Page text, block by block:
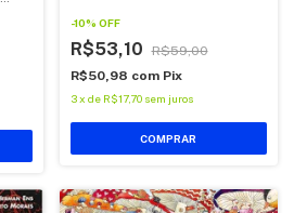
-10% OFF
R$53,10
R$59,00
R$50,98 com Pix
3 x de R$17,70 sem juros